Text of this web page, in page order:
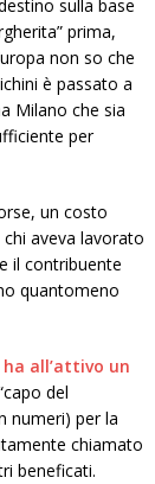
sulla base
prima,
non so che
è passato a
Milano che sia
per
un costo
aveva lavorato
il contribuente
quantomeno
all’attivo un
del
numeri) per la
chiamato
beneficati.